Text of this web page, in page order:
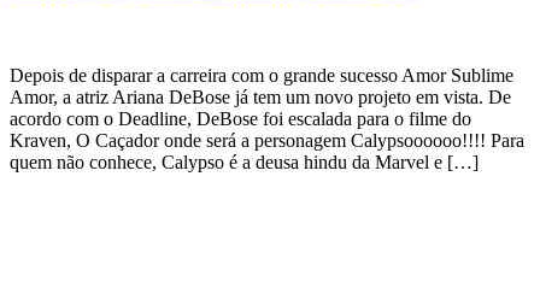
Depois de disparar a carreira com o grande sucesso Amor Sublime
Amor, a atriz Ariana DeBose já tem um novo projeto em vista. De
acordo com o Deadline, DeBose foi escalada para o filme do
Kraven, O Caçador onde será a personagem Calypsoooooo!!!! Para
quem não conhece, Calypso é a deusa hindu da Marvel e […]